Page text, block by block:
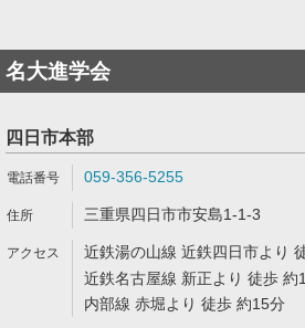
名大進学会
四日市本部
059-356-5255
三重県四日市市安島1-1-3
近鉄湯の山線 近鉄四日市より
近鉄名古屋線 新正より 徒歩 約
内部線 赤堀より 徒歩 約15分